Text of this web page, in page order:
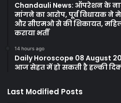
Chandauli News: ऑपरेशन के
मांगने का आरोप, पूर्व विधायक ने
और सीएमओ से की शिकायत,
कराया भर्ती
14 hours ago
Daily Horoscope 08 August
आज सेहत में हो सकती है हल्की
Last Modified Posts